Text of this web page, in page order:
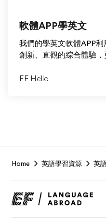
軟體APP學英文
我們的學英文軟體APP
創新、直觀的綜合體驗，
EF Hello
Footer
Home 英語學習資源 英